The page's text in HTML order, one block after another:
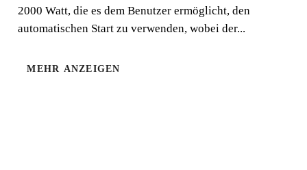
2000 Watt, die es dem Benutzer ermöglicht, den
automatischen Start zu verwenden, wobei der...
MEHR ANZEIGEN